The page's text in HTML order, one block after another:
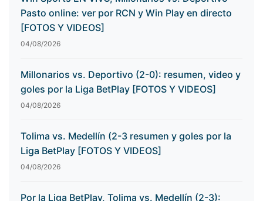
Pasto online: ver por RCN y Win Play en directo
[FOTOS Y VIDEOS]
04/08/2026
Millonarios vs. Deportivo (2-0): resumen, video y
goles por la Liga BetPlay [FOTOS Y VIDEOS]
04/08/2026
Tolima vs. Medellín (2-3 resumen y goles por la
Liga BetPlay [FOTOS Y VIDEOS]
04/08/2026
Por la Liga BetPlay, Tolima vs. Medellín (2-3):